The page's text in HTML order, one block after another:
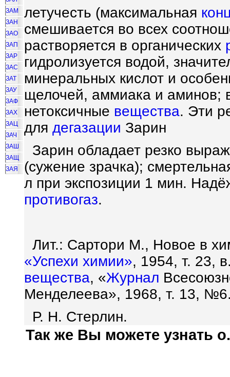
ЗАМ
ЗАН
ЗАО
ЗАП
ЗАР
ЗАС
ЗАТ
ЗАУ
ЗАФ
ЗАХ
ЗАЦ
ЗАЧ
ЗАШ
ЗАЩ
ЗАЯ
летучесть (максимальная
смешивается во всех
растворяется в органических
гидролизуется водой,
минеральных кислот и
щелочей, аммиака и аминов;
нетоксичные вещества. Эти
для дегазации Зарин
Зарин обладает резко
(сужение зрачка);
л при экспозиции 1 мин.
противогаз.
Лит.: Сартори М., Новое в
«Успехи химии», 1954, т. 23,
вещества, «Журнал
Менделеева», 1968, т. 13,
Р. Н. Стерлин.
Так же Вы можете узнать